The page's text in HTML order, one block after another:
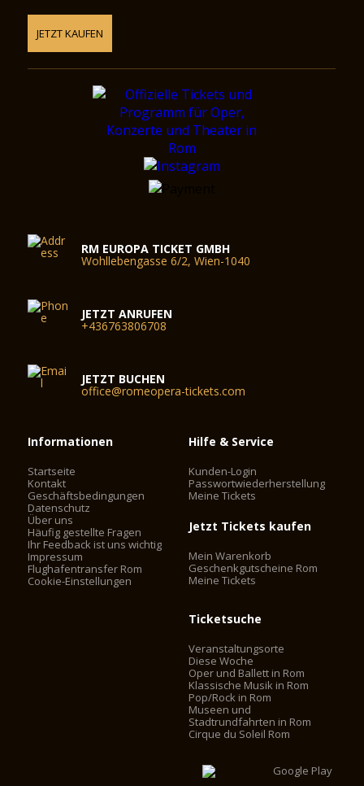
JETZT KAUFEN
RM EUROPA TICKET GMBH
Wohllebengasse 6/2, Wien-1040
JETZT ANRUFEN
+436763806708
JETZT BUCHEN
office@romeopera-tickets.com
Informationen
Startseite
Kontakt
Geschäftsbedingungen
Datenschutz
Über uns
Häufig gestellte Fragen
Ihr Feedback ist uns wichtig
Impressum
Flughafentransfer Rom
Cookie-Einstellungen
Hilfe & Service
Kunden-Login
Passwortwiederherstellung
Meine Tickets
Jetzt Tickets kaufen
Mein Warenkorb
Geschenkgutscheine Rom
Meine Tickets
Ticketsuche
Veranstaltungsorte
Diese Woche
Oper und Ballett in Rom
Klassische Musik in Rom
Pop/Rock in Rom
Museen und
Stadtrundfahrten in Rom
Cirque du Soleil Rom